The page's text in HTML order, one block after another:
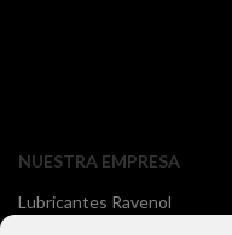
NUESTRA EMPRESA
Lubricantes Ravenol